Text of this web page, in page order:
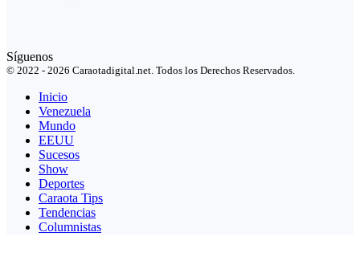
Síguenos
© 2022 - 2026 Caraotadigital.net. Todos los Derechos Reservados.
Inicio
Venezuela
Mundo
EEUU
Sucesos
Show
Deportes
Caraota Tips
Tendencias
Columnistas